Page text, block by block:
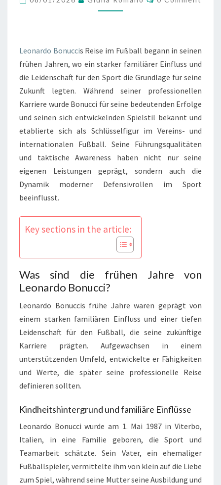
Leonardo Bonuccis Reise im Fußball begann in seinen
frühen Jahren, wo ein starker familiärer Einfluss und
die Leidenschaft für den Sport die Grundlage für seine
Zukunft legten. Während seiner professionellen
Karriere wurde Bonucci für seine bedeutenden Erfolge
und seinen sich entwickelnden Spielstil bekannt und
etablierte sich als Schlüsselfigur im Vereins- und
internationalen Fußball. Seine Führungsqualitäten
und taktische Awareness haben nicht nur seine
eigenen Leistungen geprägt, sondern auch die
Dynamik moderner Defensivrollen im Sport
beeinflusst.
Key sections in the article:
Was sind die frühen Jahre von
Leonardo Bonucci?
Leonardo Bonuccis frühe Jahre waren geprägt von
einem starken familiären Einfluss und einer tiefen
Leidenschaft für den Fußball, die seine zukünftige
Karriere prägten. Aufgewachsen in einem
unterstützenden Umfeld, entwickelte er Fähigkeiten
und Werte, die später seine professionelle Reise
definieren sollten.
Kindheitshintergrund und familiäre Einflüsse
Leonardo Bonucci wurde am 1. Mai 1987 in Viterbo,
Italien, in eine Familie geboren, die Sport und
Teamarbeit schätzte. Sein Vater, ein ehemaliger
Fußballspieler, vermittelte ihm von klein auf die Liebe
zum Spiel, während seine Mutter seine Ausbildung und